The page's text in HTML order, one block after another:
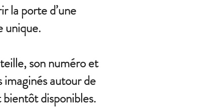
la porte d’une
unique.
son numéro et
imaginés autour de
disponibles.